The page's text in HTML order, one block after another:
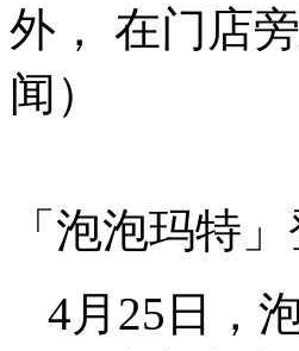
外， 在门店
闻）
「泡泡玛特
4月25日，